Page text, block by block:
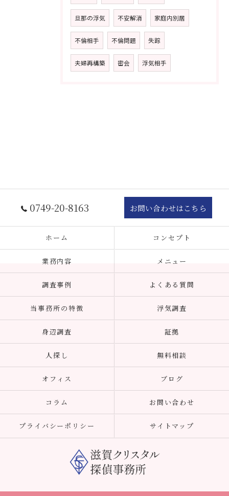
旦那の浮気 不安解消 家庭内別居
不倫相手 不倫問題 失踪
夫婦再構築 密会 浮気相手
0749-20-8163 お問い合わせはこちら
ホーム コンセプト
業務内容 メニュー
調査事例 よくある質問
当事務所の特徴 浮気調査
身辺調査 証拠
人探し 無料相談
オフィス ブログ
コラム お問い合わせ
プライバシーポリシー サイトマップ